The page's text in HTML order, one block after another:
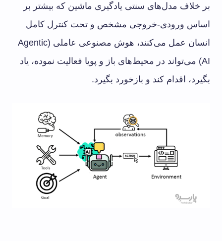
بر خلاف مدل‌های سنتی یادگیری ماشین که بیشتر بر
اساس ورودی-خروجی مشخص و تحت کنترل کامل
انسان عمل می‌کنند، هوش مصنوعی عاملی (Agentic
AI) می‌تواند در محیط‌های باز و پویا فعالیت نموده، یاد
بگیرد، اقدام کند و بازخورد بگیرد.